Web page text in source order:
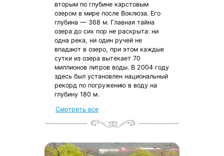
вторым по глубине карстовым
озером в мире после Воклюза. Его
глубина — 368 м. Главная тайна
озера до сих пор не раскрыта: ни
одна река, ни один ручей не
впадают в озеро, при этом каждые
сутки из озера вытекает 70
миллионов литров воды. В 2004 году
здесь был установлен национальный
рекорд по погружению в воду на
глубину 180 м.
Смотреть все